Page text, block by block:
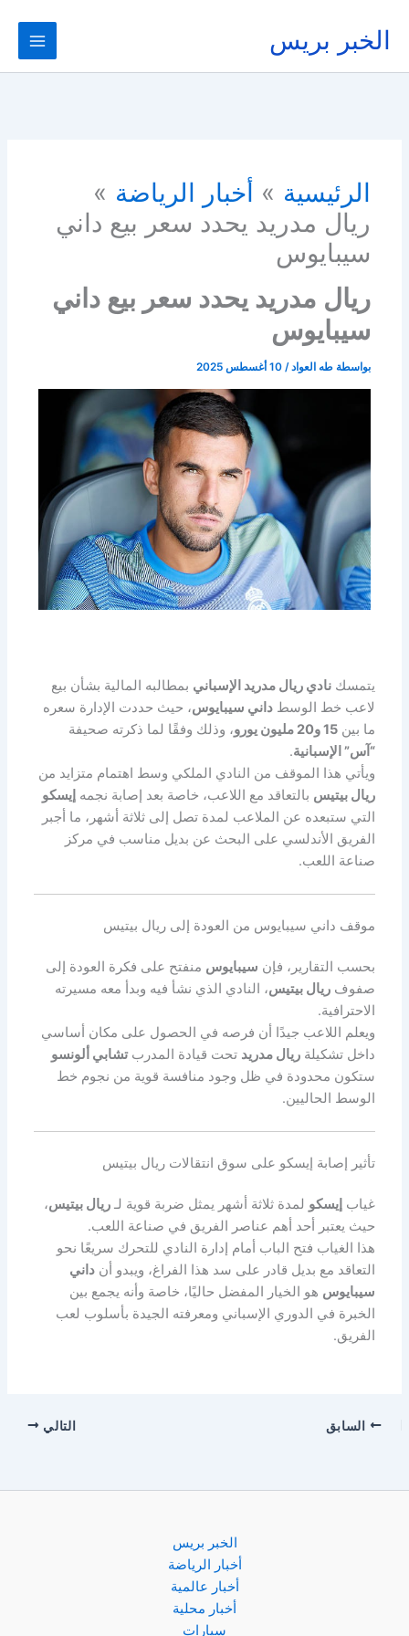
المحتوى
الخبر بريس
الرئيسية
أخبار الرياضة
ريال مدريد يحدد سعر بيع داني
سيبايوس
ريال مدريد يحدد سعر بيع داني
سيبايوس
بواسطة طه العواد/10 أغسطس 2025
يتمسكنادي ريال مدريد الإسباني بمطالبه المالية بشأن بيع
لاعب خط الوسطداني سيبايوس، حيث حددت الإدارة سعره
ما بين15 و20 مليون يورو
، وذلك وفقًا لما ذكرته صحيفة
“آس” الإسبانية.
ويأتي هذا الموقف من النادي الملكي وسط اهتمام متزايد من
ريال بيتيس بالتعاقد مع اللاعب، خاصة بعد إصابة نجمهإيسكو
التي ستبعده عن الملاعب لمدة تصل إلى ثلاثة أشهر، ما أجبر
الفريق الأندلسي على البحث عن بديل مناسب في مركز
صناعة اللعب.
موقف داني سيبايوس من العودة إلى ريال بيتيس
بحسب التقارير، فإن سيبايوس منفتح على فكرة العودة إلى
صفوفريال بيتيس، النادي الذي نشأ فيه وبدأ معه مسيرته
الاحترافية.
ويعلم اللاعب جيدًا أن فرصه في الحصول على مكان أساسي
داخل تشكيلةريال مدريد تحت قيادة المدربتشابي ألونسو
ستكون محدودة في ظل وجود منافسة قوية من نجوم خط
الوسط الحاليين.
تأثير إصابة إيسكو على سوق انتقالات ريال بيتيس
غيابإيسكو لمدة ثلاثة أشهر يمثل ضربة قوية لـريال بيتيس،
حيث يعتبر أحد أهم عناصر الفريق في صناعة اللعب.
هذا الغياب فتح الباب أمام إدارة النادي للتحرك سريعًا نحو
التعاقد مع بديل قادر على سد هذا الفراغ، ويبدو أنداني
سيبايوس هو الخيار المفضل حاليًا، خاصة وأنه يجمع بين
الخبرة في الدوري الإسباني ومعرفته الجيدة بأسلوب لعب
الفريق.
السابق التالي
الخبر بريس
أخبار الرياضة
أخبار عالمية
أخبار محلية
سيارات